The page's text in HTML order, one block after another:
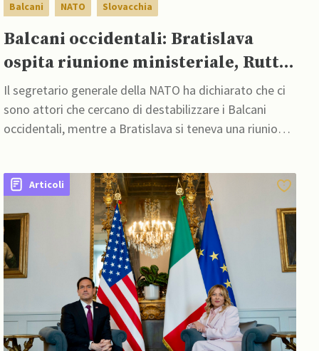
Balcani NATO Slovacchia
Balcani occidentali: Bratislava
ospita riunione ministeriale, Rutte
allerta presenza di “attori
destabilizzanti”
Il segretario generale della NATO ha dichiarato che ci
sono attori che cercano di destabilizzare i Balcani
occidentali, mentre a Bratislava si teneva una riunione
Articoli